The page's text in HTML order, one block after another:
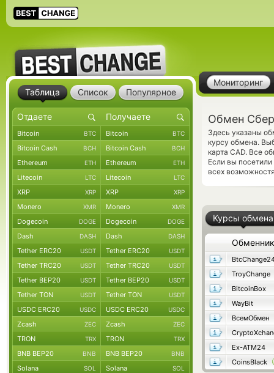
Мониторинг
Обмен
Здесь указаны
курсу обмена.
карта CAD. Все
Если вы
всех
Курсы обмена
Обменник
TroyChange
BitcoinBox
WayBit
ВсемОбмен
Ex-ATM24
CoinsBlack
Таблица Список Популярное
Bitcoin BTC Bitcoin BTC
Bitcoin Cash BCH Bitcoin Cash BCH
Ethereum ETH Ethereum ETH
Litecoin LTC Litecoin LTC
XRP XRP XRP XRP
Monero XMR Monero XMR
Dogecoin DOGE Dogecoin DOGE
Dash DASH Dash DASH
Tether ERC20 USDT Tether ERC20 USDT
Tether TRC20 USDT Tether TRC20 USDT
Tether BEP20 USDT Tether BEP20 USDT
Tether TON USDT Tether TON USDT
USDC ERC20 USDC USDC ERC20 USDC
Zcash ZEC Zcash ZEC
TRON TRX TRON TRX
BNB BEP20 BNB BNB BEP20 BNB
Solana SOL Solana SOL